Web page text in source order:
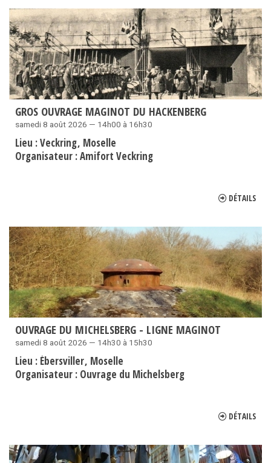
GROS OUVRAGE MAGINOT DU HACKENBERG
samedi 8 août 2026 — 14h00 à 16h30
Lieu :Veckring Moselle
Organisateur :Amifort Veckring
DÉTAILS
OUVRAGE DU MICHELSBERG - LIGNE MAGINOT
samedi 8 août 2026 — 14h30 à 15h30
Lieu : Ébersviller Moselle
Organisateur : Ouvrage du Michelsberg
DÉTAILS